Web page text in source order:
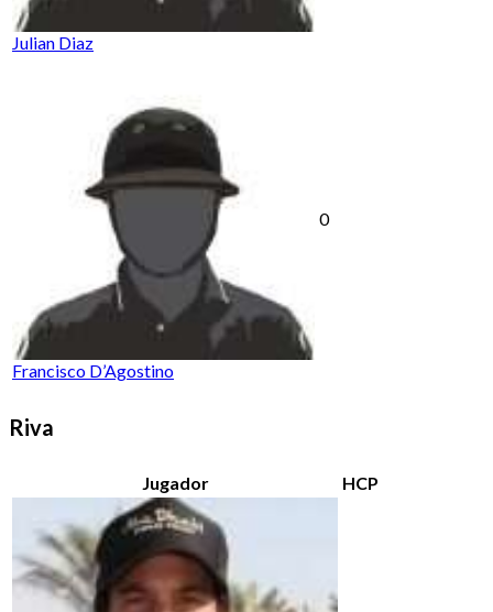
Julian Diaz
Francisco D’Agostino
0
Riva
Jugador HCP